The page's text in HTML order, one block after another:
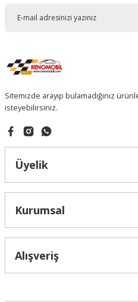
Sitemizde arayıp bulamadığınız
isteyebilirsiniz.
Üyelik
Kurumsal
Alışveriş